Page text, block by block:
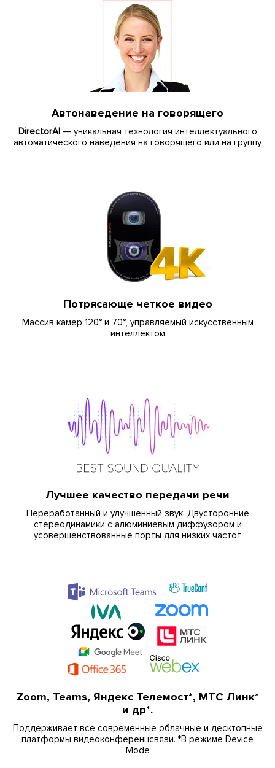
Автонаведение на говорящего
DirectorAI— уникальная технология интеллектуального
автоматического наведения на говорящего или на группу
Потрясающе четкое видео
Массив камер 120° и 70°, управляемый искусственным
интеллектом
Лучшее качество передачи речи
Переработанный и улучшенный звук. Двусторонние
стереодинамики с алюминиевым диффузором и
усовершенствованные порты для низких частот
Zoom, Teams, Яндекс Телемост*, МТС Линк*
и др*.
Поддерживает все современные облачные и десктопные
платформы видеоконференцсвязи. *В режиме Device
Mode